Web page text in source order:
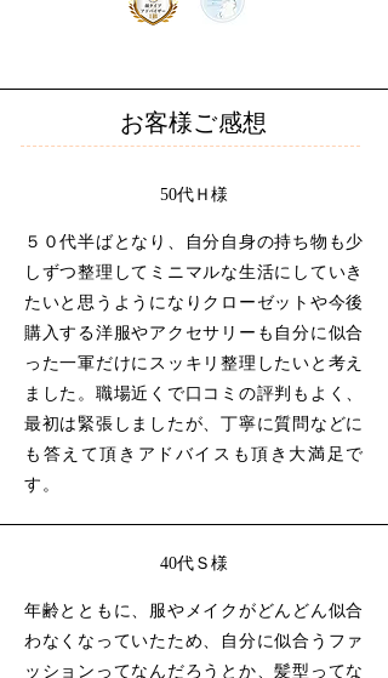
バイザー
・文部科学省後援　色彩検定3級
・イメコンスタイリングマスター協会認定イメコンス
・​スタイリングマスター認定協会クローゼットマスタ
お客様ご感想
50代Ｈ様
５０代半ばとなり、自分自身の持ち物も少
しずつ整理してミニマルな生活にしていき
たいと思うようになりクローゼットや今後
購入する洋服やアクセサリーも自分に似合
った一軍だけにスッキリ整理したいと考え
ました。職場近くで口コミの評判もよく、
最初は緊張しましたが、丁寧に質問などに
も答えて頂きアドバイスも頂き大満足で
す。
40代Ｓ様
年齢とともに、服やメイクがどんどん似合
わなくなっていたため、自分に似合うファ
ッションってなんだろうとか、髪型ってな